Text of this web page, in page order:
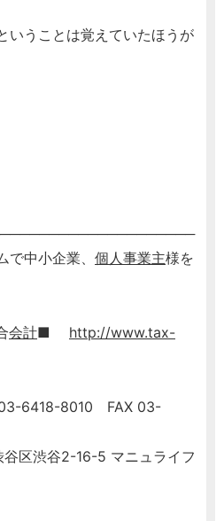
いうことは覚えていたほうが
で中小企業、 個人事業主様を
会計■ http://www.tax-
6418-8010 FAX 03-
区渋谷2-16-5 マニュライフ